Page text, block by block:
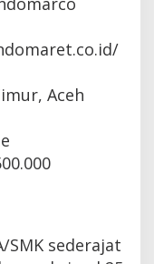
Aceh
SMK sederajat